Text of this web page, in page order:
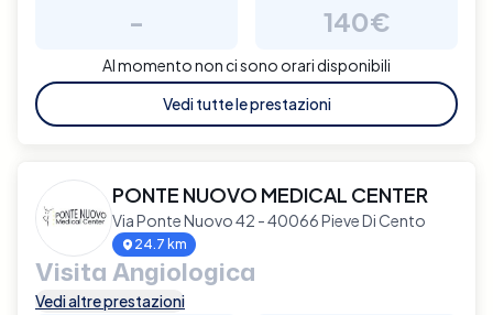
- 140€
Al momento non ci sono orari disponibili
Vedi tutte le prestazioni
PONTE NUOVO MEDICAL CENTER
Via Ponte Nuovo 42 - 40066 Pieve Di Cento
24.7 km
Visita Angiologica
Vedi altre prestazioni